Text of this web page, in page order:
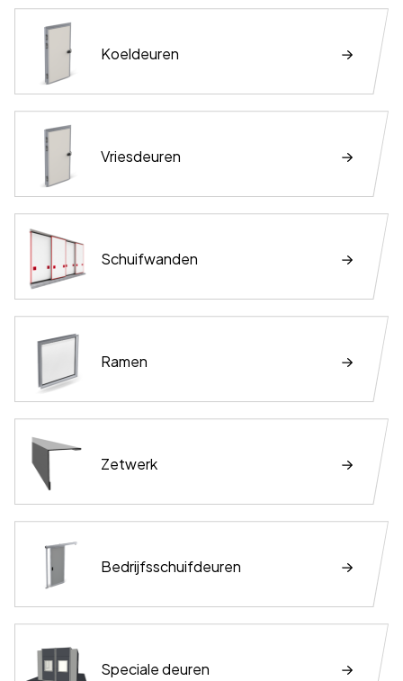
Koeldeuren
Vriesdeuren
Schuifwanden
Ramen
Zetwerk
Bedrijfsschuifdeuren
Speciale deuren